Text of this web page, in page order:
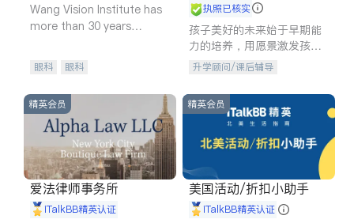
Wang Vision Institute has
more than 30 years
眼科 眼科
执照已核实
孩子美好的未来始于早期能
力的培养，用愿景激发孩子
的学习潜力和动力。理念：
拥有成长型心态是成功的基
石。
升学顾问/课后辅导
精英会员
爱法律师事务所
iTalkBB精英认证
精英会员
美国活动/折扣小助手
iTalkBB精英认证